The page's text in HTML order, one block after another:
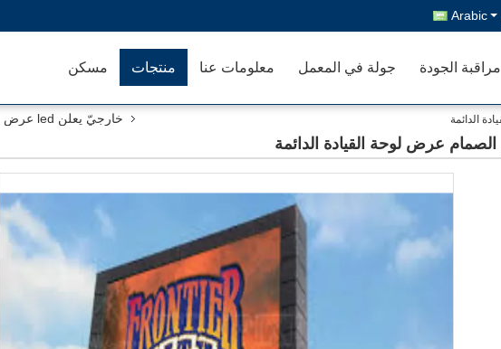
Arabic
مسكن منتجات معلومات عنا جولة في المعمل مراقبة الجودة
خارجيّ يعلن led عرض